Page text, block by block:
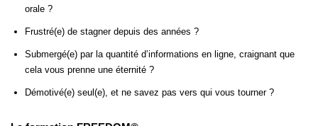
orale ?
Frustré(e) de stagner depuis des années ?
Submergé(e) par la quantité d’informations en ligne, craignant que
cela vous prenne une éternité ?
Démotivé(e) seul(e), et ne savez pas vers qui vous tourner ?